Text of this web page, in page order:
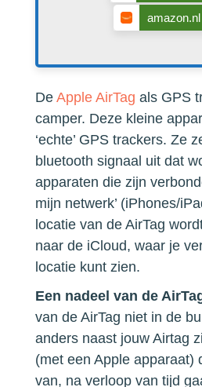
amazon.nl
De Apple AirTag als GPS
camper. Deze kleine
‘echte’ GPS trackers. Ze
bluetooth signaal uit dat
apparaten die zijn
mijn netwerk’ (iPhones/
locatie van de AirTag
naar de iCloud, waar je
locatie kunt zien.
Een nadeel van de
van de AirTag niet in de
anders naast jouw Airtag
(met een Apple apparaat)
van, na verloop van tijd